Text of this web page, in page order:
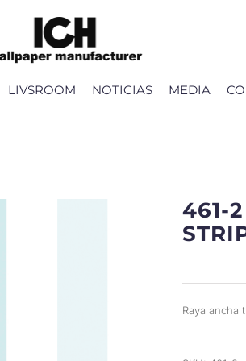
LIVSROOM NOTICIAS MEDIA
461-
Raya ancha